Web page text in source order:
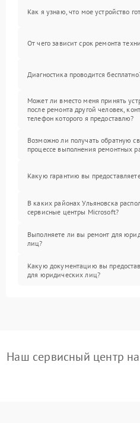
Как я узнаю, что мое устройство
От чего зависит срок ремонта
Диагностика проводится
Может ли вместо меня принять
после ремонта другой человек,
телефон которого я предоставлю?
Возможно ли получать обратную
процессе выполнения ремонтных
Какую гарантию вы
В каких районах Ульяновска
сервисные центры Microsoft?
Выполняете ли вы ремонт для
лиц?
Какую документацию вы
для юридических лиц?
Наш сервисный центр